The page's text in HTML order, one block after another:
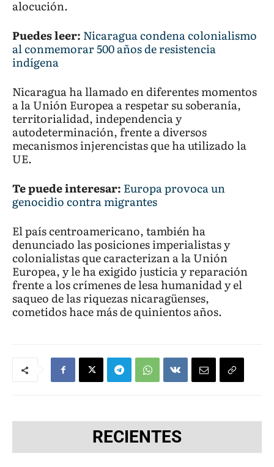
alocución.
Puedes leer: Nicaragua condena colonialismo
al conmemorar 500 años de resistencia
indígena
Nicaragua ha llamado en diferentes momentos
a la Unión Europea a respetar su soberanía,
territorialidad, independencia y
autodeterminación, frente a diversos
mecanismos injerencistas que ha utilizado la
UE.
Te puede interesar: Europa provoca un
genocidio contra migrantes
El país centroamericano, también ha
denunciado las posiciones imperialistas y
colonialistas que caracterizan a la Unión
Europea, y le ha exigido justicia y reparación
frente a los crímenes de lesa humanidad y el
saqueo de las riquezas nicaragüenses,
cometidos hace más de quinientos años.
RECIENTES